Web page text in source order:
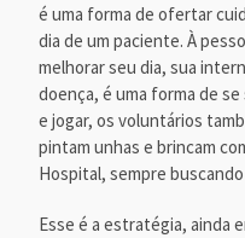
é uma forma de ofertar
dia de um paciente. À
melhorar seu dia, sua
doença, é uma forma de
e jogar, os voluntários
pintam unhas e brincam
Hospital, sempre
Esse é a estratégia, ainda